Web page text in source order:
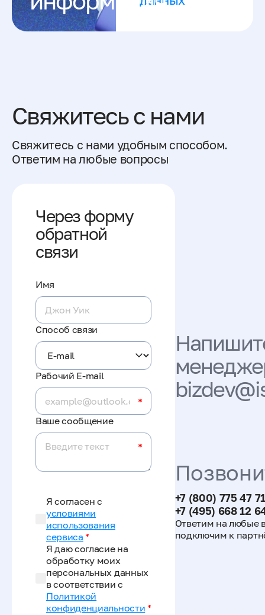
Свяжитесь с нами
Свяжитесь с нами удобным способом.
Ответим на любые вопросы
Через форму
обратной
связи
Имя
Способ связи
Рабочий E-mail
*
Ваше сообщение
*
Я согласен с
условиями
использования
сервиса *
Я даю согласие на
обработку моих
персональных данных
в соответствии с
Политикой
конфиденциальности *
+7 (800) 775 47
+7 (495) 668 12
Ответим на любые
подключим к